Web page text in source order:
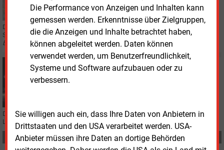
Die Performance von Anzeigen und Inhalten kann
gemessen werden. Erkenntnisse über Zielgruppen,
die die Anzeigen und Inhalte betrachtet haben,
können abgeleitet werden. Daten können
verwendet werden, um Benutzerfreundlichkeit,
Systeme und Software aufzubauen oder zu
verbessern.
Sie willigen auch ein, dass Ihre Daten von Anbietern in
Drittstaaten und den USA verarbeitet werden. USA-
Anbieter müssen ihre Daten an dortige Behörden
Die Direktvermarktung und das Geschäft für PPA ergänzen sich. Doch aus
Sicht von Uniper ist das Umfeld für die EEG-Direktvermarktung schwierig.
E&M
stellte Fragen an Gundolf Schweppe.
Mittwoch, 18.12.2024, 13:57
Avia eröffnet Prototyp eigener Ladeparks
Die mittelständische Avia-Gruppe hat in Oldenburg den ersten „AVIA Volt“-
Ladepark in Betrieb genommen.
Teilen: